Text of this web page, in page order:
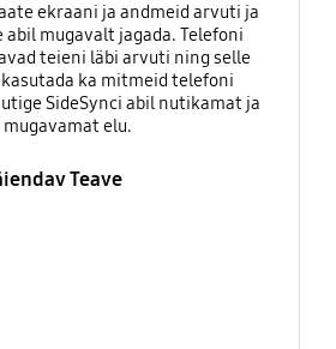
ekraani ja andmeid arvuti ja
abil mugavalt jagada. Telefoni
teieni läbi arvuti ning selle
kasutada ka mitmeid telefoni
SideSynci abil nutikamat ja
mugavamat elu.
Teave